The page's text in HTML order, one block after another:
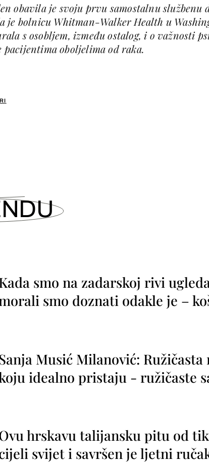
obavila je svoju prvu samostalnu službenu
je bolnicu Whitman-Walker Health u
s osobljem, između ostalog, i o važnosti
pacijentima oboljelima od raka.
smo na zadarskoj rivi
smo doznati odakle je –
Musić Milanović:
idealno pristaju - ružičaste
hrskavu talijansku pitu od
svijet i savršen je ljetni